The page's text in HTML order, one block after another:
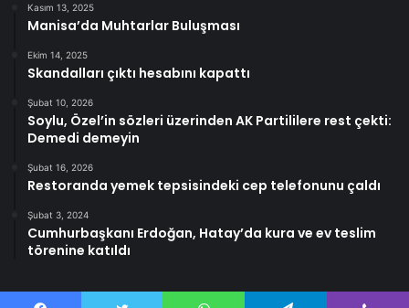
Kasım 13, 2025
Manisa’da Muhtarlar Buluşması
Ekim 14, 2025
Skandalları çıktı hesabını kapattı
Şubat 10, 2026
Soylu, Özel’in sözleri üzerinden AK Partililere rest çekti:
Demedi demeyin
Şubat 16, 2026
Restoranda yemek tepsisindeki cep telefonunu çaldı
Şubat 3, 2024
Cumhurbaşkanı Erdoğan, Hatay’da kura ve ev teslim
törenine katıldı